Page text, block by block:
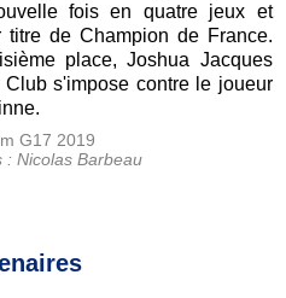
fois en quatre jeux et
de Champion de France.
place, Joshua Jacques
s'impose contre le joueur
: Nicolas Barbeau